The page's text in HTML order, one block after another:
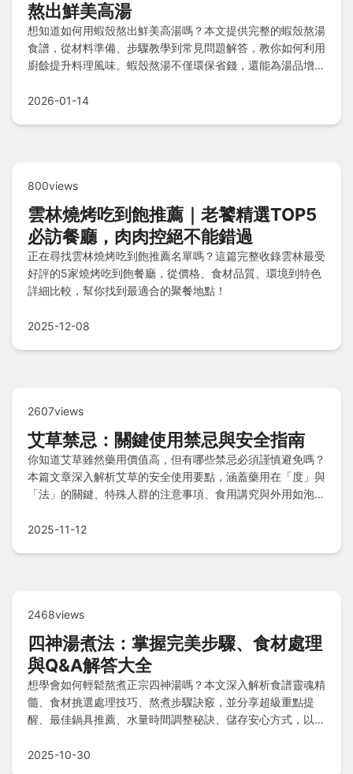
熬出鮮美高湯
想知道如何用蝦殼熬出鮮美高湯嗎？本文提供完整的蝦殼熬湯
食譜，從材料準備、步驟教學到常見問題解答，教你如何利用
廚餘提升料理風味。蝦殼熬湯不僅環保省錢，還能為湯品增添
2026-01-14
800views
雲林燒烤吃到飽推薦｜老饕精選TOP5
必訪餐廳，肉肉控絕不能錯過
正在尋找雲林燒烤吃到飽推薦名單嗎？這篇完整收錄雲林最受
好評的5家燒烤吃到飽餐廳，從價格、食材品質、環境到特色
詳細比較，幫你找到最適合的聚餐地點！
2025-12-08
2607views
艾草禁忌：關鍵使用禁忌與安全指南
你知道艾草雖然藥用價值高，但有哪些禁忌必須謹慎避免嗎？
本篇文章深入解析艾草的安全使用要點，涵蓋藥用在「度」與
「法」的關鍵、特殊人群的注意事項、食用講究與外用如泡腳
總結重要禁忌與QA解答，確保您正確應用避免健康風險。
2025-11-12
2468views
四神湯煮法：掌握完美步驟、食材處理
與Q&A解答大全
想學會如何輕鬆熬煮正宗四神湯嗎？本文深入解析食譜靈魂精
髓、食材挑選處理技巧、熬煮步驟訣竅，並分享超級重點提
醒、最佳鍋具推薦、水量時間調整秘訣、儲存安心方式，以及
出清爽或濃鬱的健康好湯！
2025-10-30